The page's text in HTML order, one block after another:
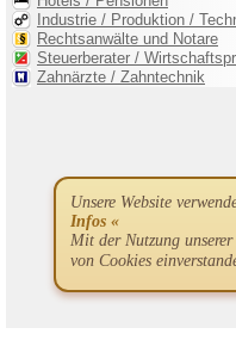
Unsere Website
Infos «
Mit der Nutzung unserer
von Cookies